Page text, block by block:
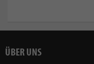
ÜBER UNS